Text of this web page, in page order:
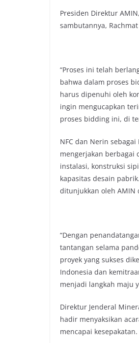
Presiden Direktur
sambutannya,
“Proses ini telah
bahwa dalam proses
harus dipenuhi oleh
ingin mengucapkan
proses bidding ini, di
NFC dan Nerin
mengerjakan berbagai
instalasi, konstruksi
kapasitas desain
ditunjukkan oleh AMIN
“Dengan
tantangan selama
proyek yang sukses
Indonesia dan
menjadi langkah maju
Direktur Jenderal
hadir menyaksikan
mencapai kesepakatan.